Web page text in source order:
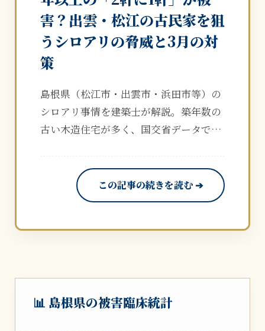
害？出雲・松江の古民家を狙
うシロアリの脅威と3月の対
策
島根県（松江市・出雲市・浜田市等）の
シロアリ事情を建築士が解説。築年数の
古い木造住宅が多く、国交省データでは
の数字が出ています。3月の雪解け時
期、羽アリが出る前に無料シミュレータ
ーで家のリスクを今すぐ診断。
この記事の続きを読む ➔
📊 島根県の被害臨床統計